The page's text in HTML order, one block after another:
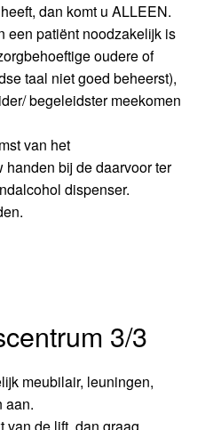
dan komt u ALLEEN.
een patiënt noodzakelijk is
oudere of
taal niet goed beheerst),
begeleidster meekomen
van het
bij de daarvoor ter
dispenser.
3/3
meubilair, leuningen,
aan.
van de lift, dan graag